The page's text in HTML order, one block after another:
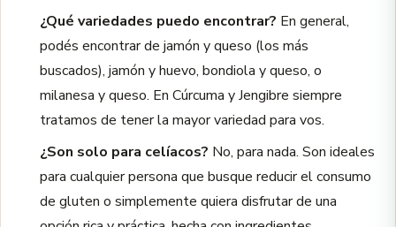
¿Qué variedades puedo encontrar? En general,
podés encontrar de jamón y queso (los más
buscados), jamón y huevo, bondiola y queso, o
milanesa y queso. En Cúrcuma y Jengibre siempre
tratamos de tener la mayor variedad para vos.
¿Son solo para celíacos? No, para nada. Son ideales
para cualquier persona que busque reducir el consumo
de gluten o simplemente quiera disfrutar de una